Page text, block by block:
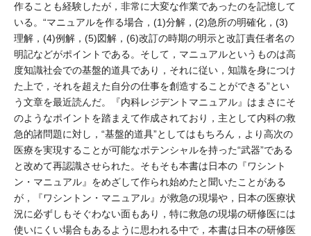
作ることも経験したが，非常に大変な作業であったのを記憶して
いる。“マニュアルを作る場合，(1)分解，(2)急所の明確化，(3)
理解，(4)例解，(5)図解，(6)改訂の時期の明示と改訂責任者名の
明記などがポイントである。そして，マニュアルというものは高
度知識社会での基盤的道具であり，それに従い，知識を身につけ
た上で，それを超えた自分の仕事を創造することができる”とい
う文章を最近読んだ。『内科レジデントマニュアル』はまさにそ
のようなポイントを踏まえて作成されており，主として内科の救
急的諸問題に対し，“基盤的道具”としてはもちろん，より高次の
医療を実現することが可能なポテンシャルを持った“武器”である
と改めて再認識させられた。そもそも本書は日本の『ワシント
ン・マニュアル』をめざして作られ始めたと聞いたことがある
が，『ワシントン・マニュアル』が救急の現場や，日本の医療状
況に必ずしもそぐわない面もあり，特に救急の現場の研修医には
使いにくい場合もあるように思われる中で，本書は日本の研修医